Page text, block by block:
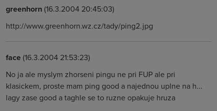
greenhorn(16.3.2004 20:45:03)
http://www.greenhorn.wz.cz/tady/ping2.jpg
face(16.3.2004 21:53:23)
No ja ale myslym zhorseni pingu ne pri FUP ale pri
klasickem, proste mam ping good a najednou uplne na h...
lagy zase good a taghle se to ruzne opakuje hruza